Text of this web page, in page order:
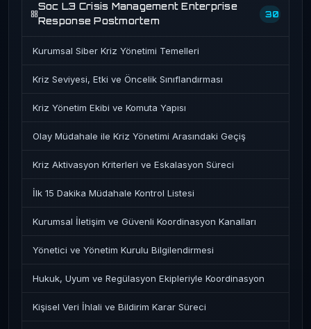
Soc L3 Crisis Management Enterprise
Response Postmortem
30
Kurumsal Siber Kriz Yönetimi Temelleri
Kriz Seviyesi, Etki ve Öncelik Sınıflandırması
Kriz Yönetim Ekibi ve Komuta Yapısı
Olay Müdahale ile Kriz Yönetimi Arasındaki Geçiş
Kriz Aktivasyon Kriterleri ve Eskalasyon Süreci
İlk 15 Dakika Müdahale Kontrol Listesi
Kurumsal İletişim ve Güvenli Koordinasyon Kanalları
Yönetici ve Yönetim Kurulu Bilgilendirmesi
Hukuk, Uyum ve Regülasyon Ekipleriyle Koordinasyon
Kişisel Veri İhlali ve Bildirim Karar Süreci